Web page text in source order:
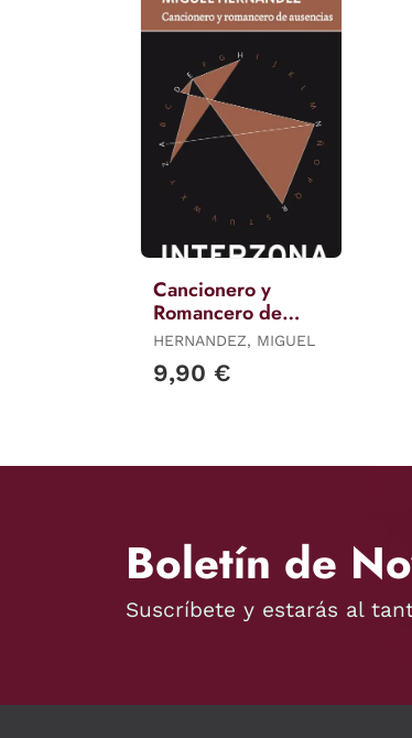
Cancionero y
Romancero de
Ausencias
HERNANDEZ, MIGUEL
9,90 €
Boletín de
Suscríbete y estarás al